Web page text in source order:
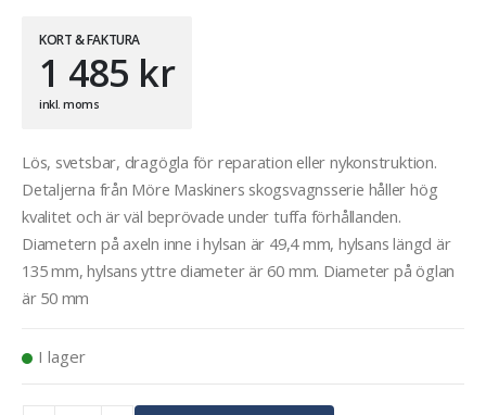
KORT & FAKTURA
1 485 kr
inkl. moms
Lös, svetsbar, dragögla för reparation eller nykonstruktion.
Detaljerna från Möre Maskiners skogsvagnsserie håller hög
kvalitet och är väl beprövade under tuffa förhållanden.
Diametern på axeln inne i hylsan är 49,4 mm, hylsans längd är
135 mm, hylsans yttre diameter är 60 mm. Diameter på öglan
är 50 mm
I lager